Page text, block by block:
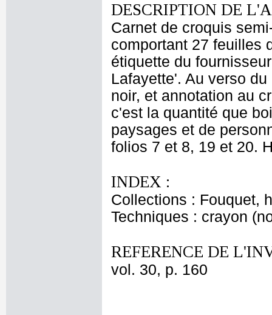
DESCRIPTION DE
Carnet de croquis
comportant 27 feuilles
étiquette du
Lafayette'. Au verso
noir, et annotation au
c'est la quantité que
paysages et de
folios 7 et 8, 19 et 20.
INDEX :
Collections : Fouquet,
Techniques : crayon
REFERENCE DE
vol. 30, p. 160